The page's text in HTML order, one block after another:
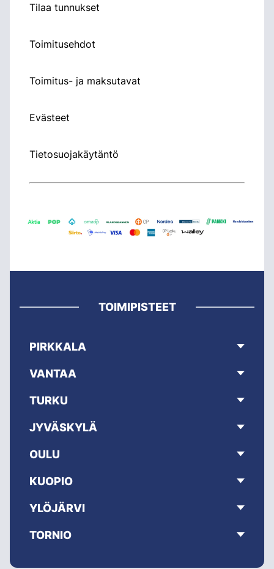
Tilaa tunnukset
Toimitusehdot
Toimitus- ja maksutavat
Evästeet
Tietosuojakäytäntö
TOIMIPISTEET
PIRKKALA
VANTAA
TURKU
JYVÄSKYLÄ
OULU
KUOPIO
YLÖJÄRVI
TORNIO